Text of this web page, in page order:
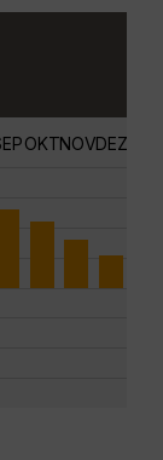
OKTNOVDEZ